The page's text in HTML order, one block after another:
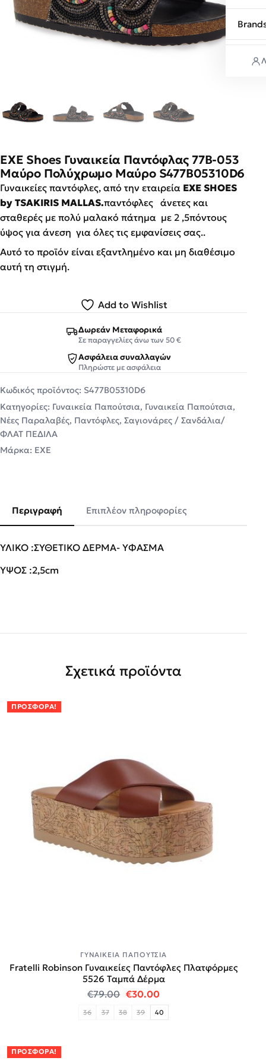
EXE Shoes Γυναικεία Παντόφλας 77B-053
Μαύρο Πολύχρωμο Μαύρο S477B05310D6
Γυναικείες παντόφλες, από την εταιρεία EXE SHOES
by TSAKIRIS MALLAS.παντόφλες άνετες και
σταθερές με πολύ μαλακό πάτημα με 2 ,5πόντους
ύψος για άνεση για όλες τις εμφανίσεις σας..
Αυτό το προϊόν είναι εξαντλημένο και μη διαθέσιμο
αυτή τη στιγμή.
Add to Wishlist
Δωρεάν Μεταφορικά
Σε παραγγελίες άνω των 50 €
Ασφάλεια συναλλαγών
Πληρώστε με ασφάλεια
Κωδικός προϊόντος: S477B05310D6
Κατηγορίες: Γυναικεία Παπούτσια, Γυναικεία Παπούτσια,
Νέες Παραλαβές, Παντόφλες, Σαγιονάρες / Σανδάλια/
ΦΛΑΤ ΠΕΔΙΛΑ
Μάρκα: EXE
Περιγραφή Επιπλέον πληροφορίες
ΥΛΙΚΟ :ΣΥΘΕΤΙΚΟ ΔΕΡΜΑ- ΥΦΑΣΜΑ
ΥΨΟΣ :2,5cm
Σχετικά προϊόντα
ΠΡΟΣΦΟΡΆ!
ΓΥΝΑΙΚΕΊΑ ΠΑΠΟΎΤΣΙΑ
Fratelli Robinson Γυναικείες Παντόφλες Πλατφόρμες
5526 Ταμπά Δέρμα
€79.00 Original price was: €79.00.
€30.00Η τρέχουσα τιμή
36 37 38 39 40
ΠΡΟΣΦΟΡΆ!